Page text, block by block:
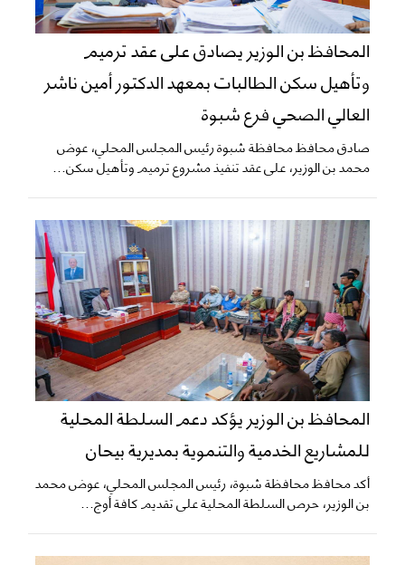
المحافظ بن الوزير يصادق على عقد ترميم
وتأهيل سكن الطالبات بمعهد الدكتور أمين ناشر
العالي الصحي فرع شبوة
صادق محافظ محافظة شبوة رئيس المجلس المحلي، عوض
محمد بن الوزير، على عقد تنفيذ مشروع ترميم وتأهيل سكن...
المحافظ بن الوزير يؤكد دعم السلطة المحلية
للمشاريع الخدمية والتنموية بمديرية بيحان
أكد محافظ محافظة شبوة، رئيس المجلس المحلي، عوض محمد
بن الوزير، حرص السلطة المحلية على تقديم كافة أوج...